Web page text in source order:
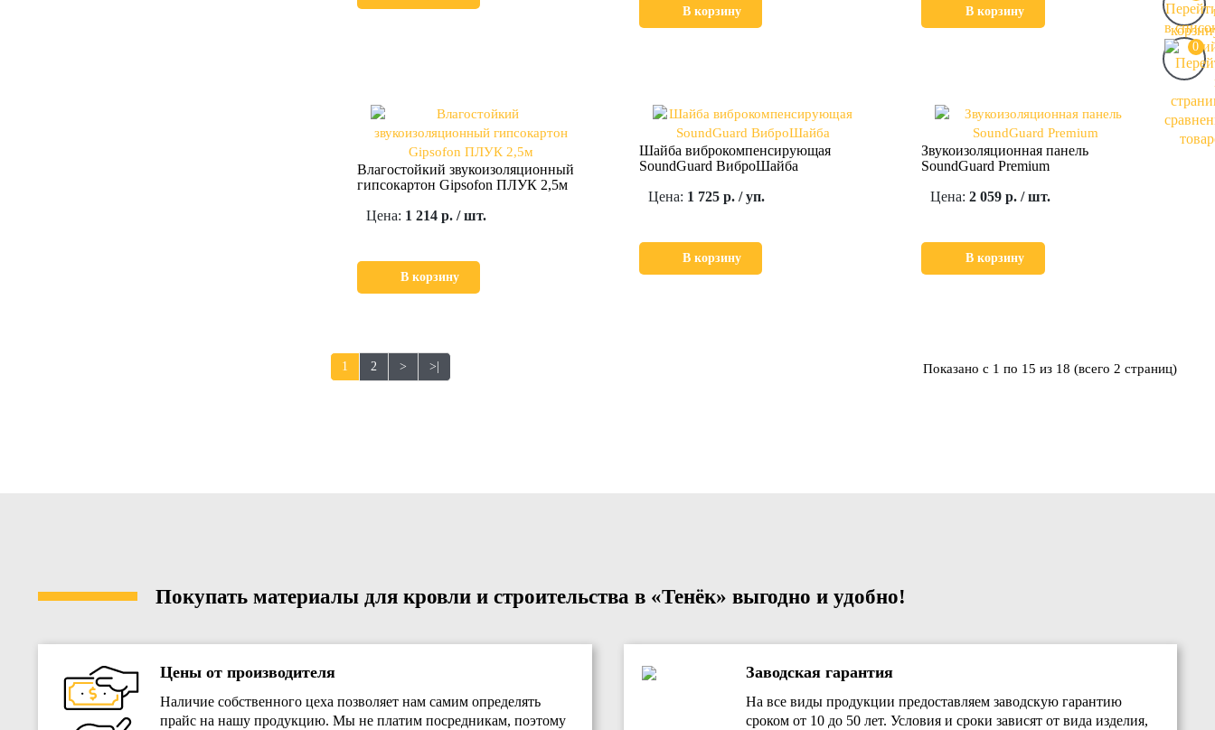
0
В корзину В корзину
Влагостойкий звукоизоляционный
гипсокартон Gipsofon ПЛУК 2,5м
Цена: 1 214 р. / шт.
В корзину
Шайба виброкомпенсирующая
SoundGuard ВиброШайба
Цена: 1 725 р. / уп.
В корзину
Звукоизоляционная панель
SoundGuard Premium
Цена:2 059 р. / шт.
В корзину
1 2 > >| Показано с 1 по 15 из 18 (всего 2 страниц)
Покупать материалы для кровли и строительства в «Тенёк» выгодно и удобно!
Цены от производителя
Наличие собственного цеха позволяет нам самим определять
прайс на нашу продукцию. Мы не платим посредникам, поэтому
Заводская гарантия
На все виды продукции предоставляем заводскую гарантию
сроком от 10 до 50 лет. Условия и сроки зависят от вида изделия,